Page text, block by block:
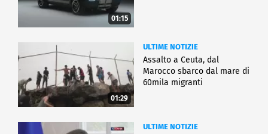
01:15
01:29
ULTIME NOTIZIE
Assalto a Ceuta, dal
Marocco sbarco dal mare di
60mila migranti
ULTIME NOTIZIE